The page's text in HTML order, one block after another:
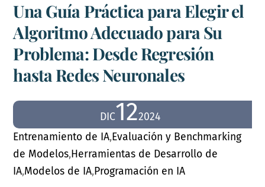
Una Guía Práctica para Elegir el
Algoritmo Adecuado para Su
Problema: Desde Regresión
hasta Redes Neuronales
DIC122024
Entrenamiento de IA,Evaluación y Benchmarking
de Modelos,Herramientas de Desarrollo de
IA,Modelos de IA,Programación en IA